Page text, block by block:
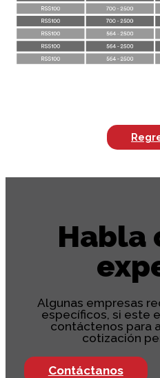
Habla
Algunas empresas
específicos, si este
contáctenos para
cotización
Contáctanos